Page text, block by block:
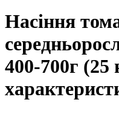
Насіння
400-700г (25